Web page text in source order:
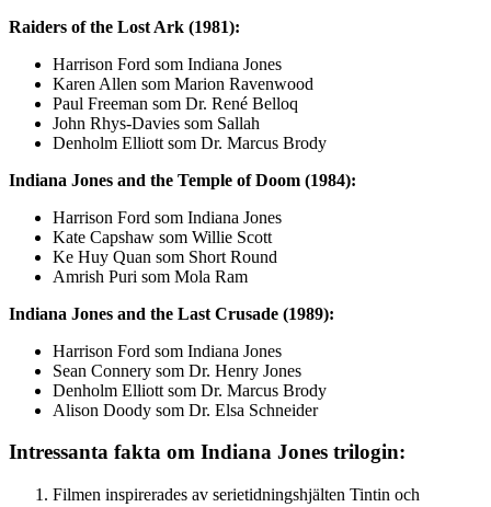
Raiders of the Lost Ark (1981):
Harrison Ford som Indiana Jones
Karen Allen som Marion Ravenwood
Paul Freeman som Dr. René Belloq
John Rhys-Davies som Sallah
Denholm Elliott som Dr. Marcus Brody
Indiana Jones and the Temple of Doom (1984):
Harrison Ford som Indiana Jones
Kate Capshaw som Willie Scott
Ke Huy Quan som Short Round
Amrish Puri som Mola Ram
Indiana Jones and the Last Crusade (1989):
Harrison Ford som Indiana Jones
Sean Connery som Dr. Henry Jones
Denholm Elliott som Dr. Marcus Brody
Alison Doody som Dr. Elsa Schneider
Intressanta fakta om Indiana Jones trilogin:
Filmen inspirerades av serietidningshjälten Tintin och